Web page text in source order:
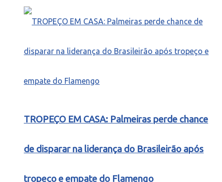
TROPEÇO EM CASA: Palmeiras perde chance
de disparar na liderança do Brasileirão após
tropeço e empate do Flamengo